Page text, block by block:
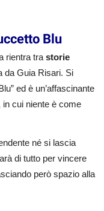
Blu
rientra tra storie
da Guia Risari. Si
ed è un’affascinante
cui niente è come
né si lascia
di tutto per vincere
però spazio alla